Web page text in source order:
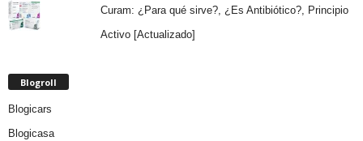
Curam: ¿Para qué sirve?, ¿Es Antibiótico?, Principio
Activo [Actualizado]
Blogroll
Blogicars
Blogicasa